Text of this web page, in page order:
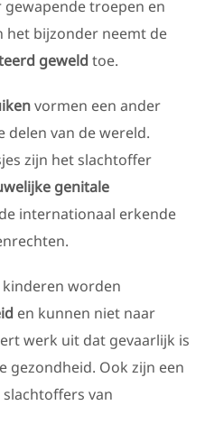
troepen en
het bijzonder neemt de
geweldtoe.
vormen een ander
delen van de wereld.
zijn het slachtoffer
genitale
internationaal erkende
worden
en kunnen niet naar
werk uit dat gevaarlijk is
gezondheid. Ook zijn een
van